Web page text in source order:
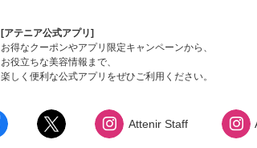
[アテニア公式アプリ]
お得なクーポンやアプリ限定キャンペーンから、
お役立ちな美容情報まで、
楽しく便利な公式アプリをぜひご利用ください。
Attenir Staff